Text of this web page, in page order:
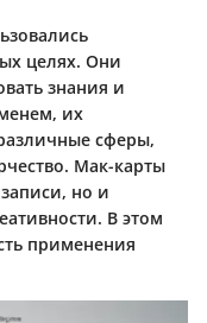
целях. Они
знания и
их
сферы,
Мак-карты
но и
В этом
применения